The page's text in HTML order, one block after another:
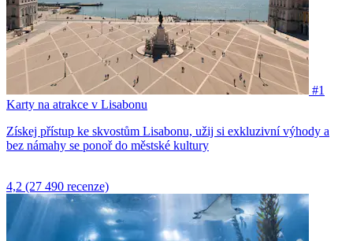
#1
Karty na atrakce v Lisabonu
Získej přístup ke skvostům Lisabonu, užij si exkluzivní výhody a
bez námahy se ponoř do městské kultury
4,2 (27 490 recenze)